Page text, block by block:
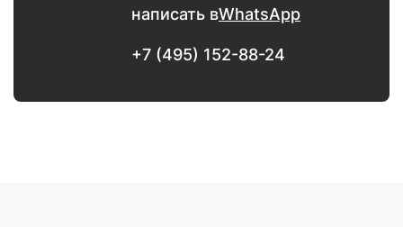
написать вWhatsApp
+7 (495) 152-88-24